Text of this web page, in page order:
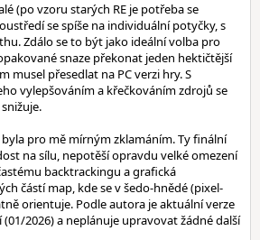
(po vzoru starých RE je potřeba se
se spíše na individuální potyčky, s
Zdálo se to být jako ideální volba pro
snaze překonat jeden hektičtější
musel přesedlat na PC verzi hry. S
vylepšováním a křečkováním zdrojů se
pro mě mírným zklamáním. Ty finální
na sílu, nepotěší opravdu velké omezení
backtrackingu a grafická
částí map, kde se v šedo-hnědé (pixel-
orientuje. Podle autora je aktuální verze
2026) a neplánuje upravovat žádné další